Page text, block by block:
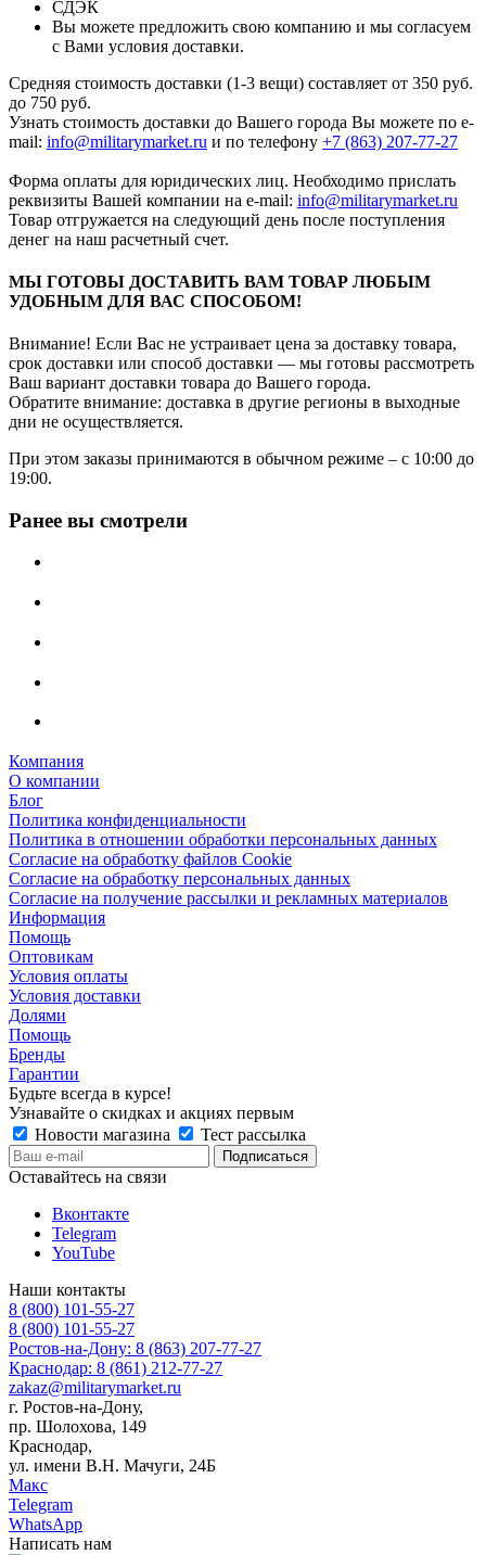
СДЭК
Вы можете предложить свою компанию и мы согласуем
с Вами условия доставки.
Средняя стоимость доставки (1-3 вещи) составляет от 350 руб.
до 750 руб.
Узнать стоимость доставки до Вашего города Вы можете по e-
mail: info@militarymarket.ru и по телефону +7 (863) 207-77-27
Форма оплаты для юридических лиц. Необходимо прислать
реквизиты Вашей компании на е-mail: info@militarymarket.ru
Товар отгружается на следующий день после поступления
денег на наш расчетный счет.
МЫ ГОТОВЫ ДОСТАВИТЬ ВАМ ТОВАР ЛЮБЫМ
УДОБНЫМ ДЛЯ ВАС СПОСОБОМ!
Внимание! Если Вас не устраивает цена за доставку товара,
срок доставки или способ доставки — мы готовы рассмотреть
Ваш вариант доставки товара до Вашего города.
Обратите внимание: доставка в другие регионы в выходные
дни не осуществляется.
При этом заказы принимаются в обычном режиме – с 10:00 до
19:00.
Ранее вы смотрели
Компания
О компании
Блог
Политика конфиденциальности
Политика в отношении обработки персональных данных
Согласие на обработку файлов Cookie
Согласие на обработку персональных данных
Согласие на получение рассылки и рекламных материалов
Информация
Помощь
Оптовикам
Условия оплаты
Условия доставки
Долями
Помощь
Бренды
Гарантии
Будьте всегда в курсе!
Узнавайте о скидках и акциях первым
Новости магазина
Тест рассылка
Оставайтесь на связи
Вконтакте
Telegram
YouTube
Наши контакты
8 (800) 101-55-27
8 (800) 101-55-27
Ростов-на-Дону: 8 (863) 207-77-27
Краснодар: 8 (861) 212-77-27
zakaz@militarymarket.ru
г. Ростов-на-Дону,
пр. Шолохова, 149
Краснодар,
ул. имени В.Н. Мачуги, 24Б
Макс
Telegram
WhatsApp
Написать нам